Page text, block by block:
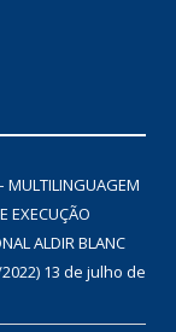
MULTILINGUAGEM
EXECUÇÃO
ALDIR BLANC
13 de julho de